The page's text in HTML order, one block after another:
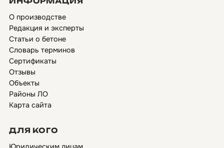
О производстве
Редакция и эксперты
Статьи о бетоне
Словарь терминов
Сертификаты
Отзывы
Объекты
Районы ЛО
Карта сайта
ДЛЯ КОГО